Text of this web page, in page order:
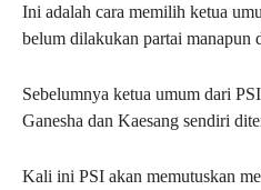
Ini adalah cara memilih ketua
belum dilakukan partai manapun
Sebelumnya ketua umum dari
Ganesha dan Kaesang sendiri
Kali ini PSI akan memutuskan